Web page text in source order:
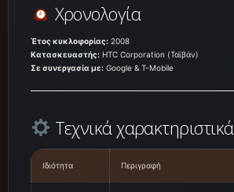
Χρονολογία
Έτος κυκλοφορίας: 2008
Κατασκευαστής: HTC Corporation (Ταϊβάν)
Σε συνεργασία με: Google & T-Mobile
Τεχνικά χαρακτηριστικά
Ιδιότητα Περιγραφή